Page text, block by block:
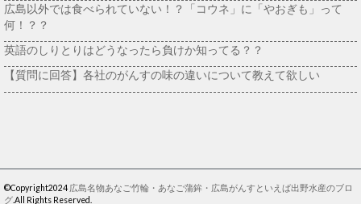
広島以外では食べられていない！？「コウネ」に「やおぎも」って
何！？？
英語のしりとりはどうなったら負けか知ってる？？
【質問に回答】各社のがんすの味の違いについて教えて欲しい
©Copyright2024 広島名物あなご竹輪・あなご蒲鉾・広島がんすといえば出野水産のブロ
グ.All Rights Reserved.